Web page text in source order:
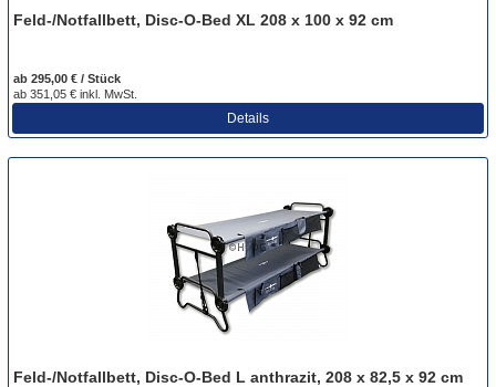
Feld-/Notfallbett, Disc-O-Bed XL 208 x 100 x 92 cm
ab 295,00 € / Stück
ab 351,05 € inkl. MwSt.
Details
Feld-/Notfallbett, Disc-O-Bed L anthrazit, 208 x 82,5 x 92 cm